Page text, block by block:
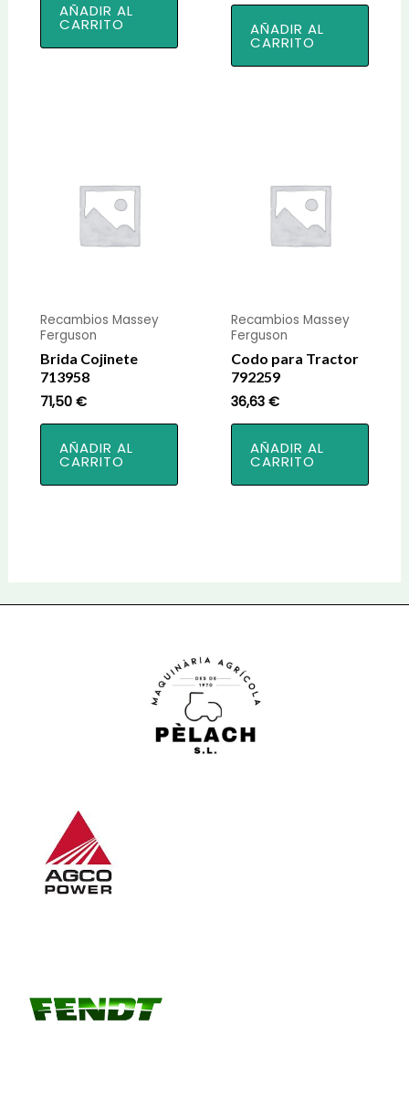
AÑADIR AL
CARRITO AÑADIR AL
CARRITO
Recambios Massey
Ferguson
Brida Cojinete
713958
71,50 €
AÑADIR AL
CARRITO
Recambios Massey
Ferguson
Codo para Tractor
792259
36,63€
AÑADIR AL
CARRITO